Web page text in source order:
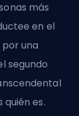
más
en el
por una
segundo
quién es.